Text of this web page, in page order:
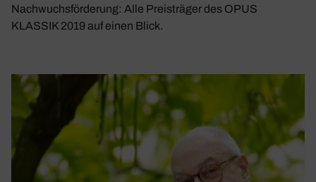
Nachwuchsförderung: Alle Preisträger des OPUS
KLASSIK 2019 auf einen Blick.